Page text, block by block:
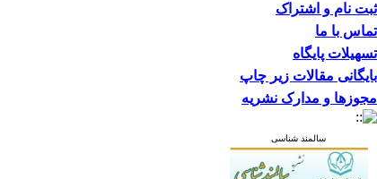
ثبت نام و اشتراک
تماس با ما
تسهیلات پایگاه
بایگانی مقالات زیر چاپ
مجوزها و مدارک نشریه
سالمند شناسی